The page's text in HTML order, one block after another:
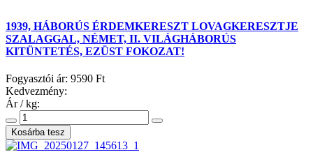
1939, HÁBORÚS ÉRDEMKERESZT LOVAGKERESZTJE
SZALAGGAL, NÉMET, II. VILÁGHÁBORÚS
KITÜNTETÉS, EZÜST FOKOZAT!
Fogyasztói ár: 9590 Ft
Kedvezmény:
Ár / kg: